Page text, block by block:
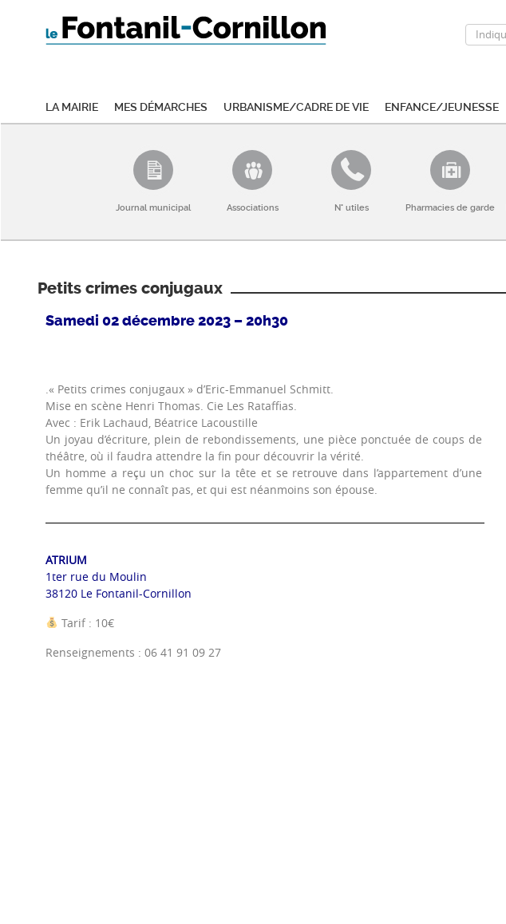
La mairie Mes démarches Urbanisme/Cadre de vie Enfance/Jeunesse
Journal municipal Associations N° utiles Pharmacies de garde
Petits crimes conjugaux
Samedi 02 décembre 2023 – 20h30
.« Petits crimes conjugaux » d’Eric-Emmanuel Schmitt.
Mise en scène Henri Thomas. Cie Les Rataffias.
Avec : Erik Lachaud, Béatrice Lacoustille
Un joyau d’écriture, plein de rebondissements, une pièce ponctuée de coups de
théâtre, où il faudra attendre la fin pour découvrir la vérité.
Un homme a reçu un choc sur la tête et se retrouve dans l’appartement d’une
femme qu’il ne connaît pas, et qui est néanmoins son épouse.
ATRIUM
1ter rue du Moulin
38120 Le Fontanil-Cornillon
Tarif : 10€
Renseignements : 06 41 91 09 27